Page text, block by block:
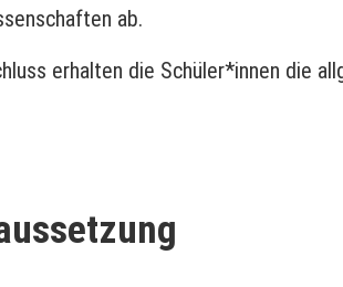
ab.
erhalten die Schüler*innen die